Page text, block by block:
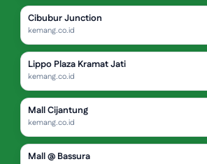
Cibubur Junction
kemang.co.id
Lippo Plaza Kramat Jati
kemang.co.id
Mall Cijantung
kemang.co.id
Mall @ Bassura